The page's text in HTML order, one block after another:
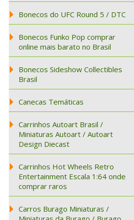
Bonecos do UFC Round 5 / DTC
Bonecos Funko Pop comprar
online mais barato no Brasil
Bonecos Sideshow Collectibles
Brasil
Canecas Temáticas
Carrinhos Autoart Brasil /
Miniaturas Autoart / Autoart
Design Diecast
Carrinhos Hot Wheels Retro
Entertainment Escala 1:64 onde
comprar raros
Carros Burago Miniaturas /